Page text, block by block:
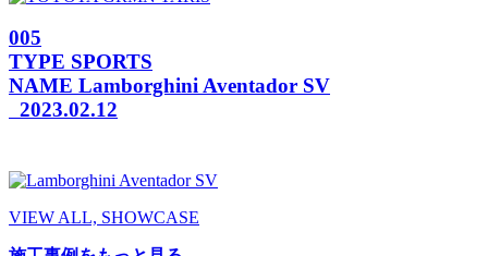
005
TYPE SPORTS
NAME Lamborghini Aventador SV
2023.02.12
VIEW ALL, SHOWCASE